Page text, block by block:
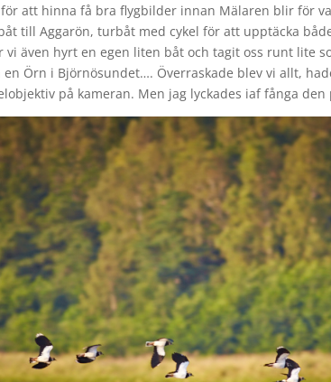
att hinna få bra flygbilder innan Mälaren blir för
till Aggarön, turbåt med cykel för att upptäcka
vi även hyrt en egen liten båt och tagit oss runt lite
Örn i Björnösundet…. Överraskade blev vi allt,
på kameran. Men jag lyckades iaf fånga